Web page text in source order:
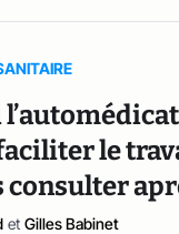
le
consulter
et Gilles Babinet